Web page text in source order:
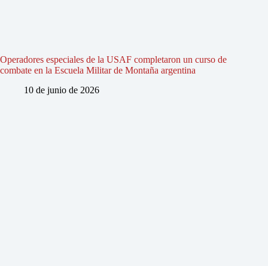
Operadores especiales de la USAF completaron un curso de
combate en la Escuela Militar de Montaña argentina
10 de junio de 2026